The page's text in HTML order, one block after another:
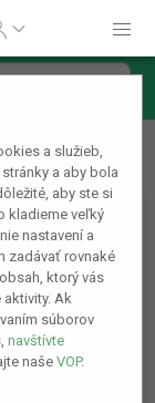
a služieb,
a aby bola
aby ste si
kladieme veľký
nastavení a
zadávať rovnaké
ktorý vás
aktivity. Ak
súborov
navštívte
našeVOP.